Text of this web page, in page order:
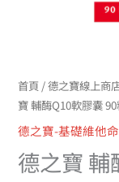
首頁 /德之寶線上商
寶 輔酶Q10軟膠囊
德之寶-基礎維他
德之寶 輔